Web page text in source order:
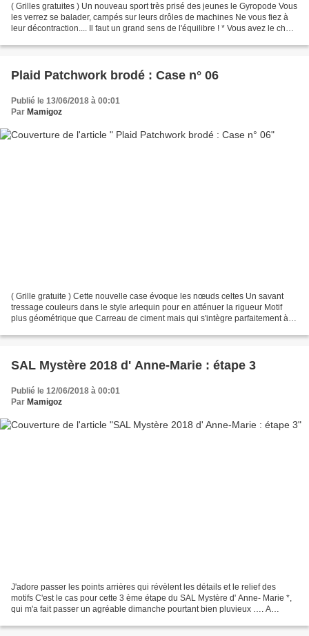
( Grilles gratuites ) Un nouveau sport très prisé des jeunes le Gyropode Vous
les verrez se balader, campés sur leurs drôles de machines Ne vous fiez à
leur décontraction.... Il faut un grand sens de l'équilibre ! * Vous avez le choix
Plaid Patchwork brodé : Case n° 06
Publié le 13/06/2018 à 00:01
Par Mamigoz
( Grille gratuite ) Cette nouvelle case évoque les nœuds celtes Un savant
tressage couleurs dans le style arlequin pour en atténuer la rigueur Motif
plus géométrique que Carreau de ciment mais qui s'intègre parfaitement à
SAL Mystère 2018 d' Anne-Marie : étape 3
Publié le 12/06/2018 à 00:01
Par Mamigoz
J'adore passer les points arrières qui révèlent les détails et le relief des
motifs C'est le cas pour cette 3 ème étape du SAL Mystère d' Anne- Marie *,
qui m'a fait passer un agréable dimanche pourtant bien pluvieux …. A